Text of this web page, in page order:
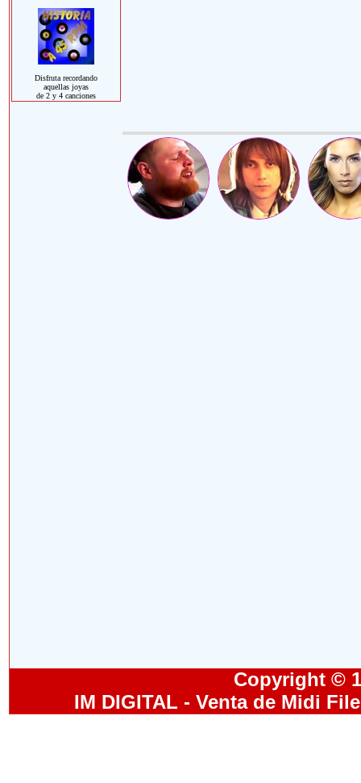
Disfruta recordando
aquellas joyas
de 2 y 4 canciones
Copyright ©
IM DIGITAL - Venta de Midi